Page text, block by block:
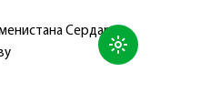
Сердару